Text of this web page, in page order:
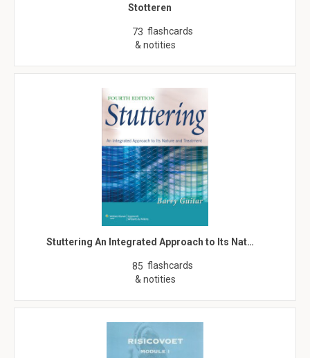
Stotteren
73 flashcards
& notities
Stuttering An Integrated Approach to Its Nat…
85 flashcards
& notities